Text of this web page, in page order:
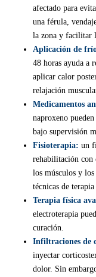
afectado para
una férula,
la zona y facilitar
Aplicación de
48 horas ayuda a
aplicar calor
relajación
Medicamentos
naproxeno
bajo supervisión
Fisioterapia: un
rehabilitación con
los músculos y
técnicas de
Terapia física
electroterapia
curación.
Infiltraciones de
inyectar
dolor. Sin